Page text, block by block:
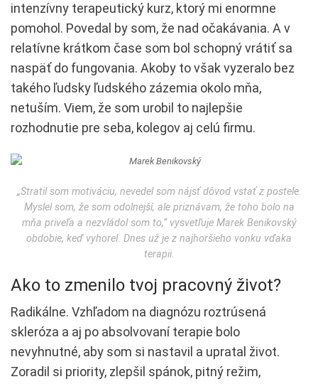
intenzívny terapeutický kurz, ktorý mi enormne
pomohol. Povedal by som, že nad očakávania. A v
relatívne krátkom čase som bol schopný vrátiť sa
naspäť do fungovania. Akoby to však vyzeralo bez
takého ľudsky ľudského zázemia okolo mňa,
netuším. Viem, že som urobil to najlepšie
rozhodnutie pre seba, kolegov aj celú firmu.
„Stratil som motiváciu, nevedel som nájsť dôvod vstať z postele.
Myslel som, že som odolnejší, ale priznávam, že toho bolo na
mňa priveľa a nezvládol som to,“ vysvetľuje Marek Benikovský
obdobie, keď vyhorel. Dnes už je z najhoršieho vonku vďaka
terapii.
Ako to zmenilo tvoj pracovný život?
Radikálne. Vzhľadom na diagnózu roztrúsená
skleróza a aj po absolvovaní terapie bolo
nevyhnutné, aby som si nastavil a upratal život.
Zoradil si priority, zlepšil spánok, pitný režim,